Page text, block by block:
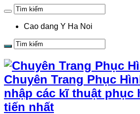
Cao dang Y Ha Noi
Chuyên Trang Phục
nhập các kĩ thuật phục
tiến nhất